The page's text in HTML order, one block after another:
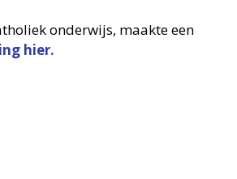
onderwijs, maakte een
hier.